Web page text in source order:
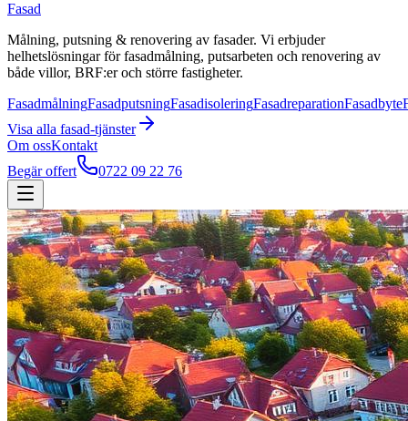
Fasad
Målning, putsning & renovering av fasader. Vi erbjuder
helhetslösningar för fasadmålning, putsarbeten och renovering av
både villor, BRF:er och större fastigheter.
FasadmålningFasadputsningFasadisoleringFasadreparationFasadbyte
Visa alla fasad-tjänster
Om ossKontakt
Begär offert
0722 09 22 76